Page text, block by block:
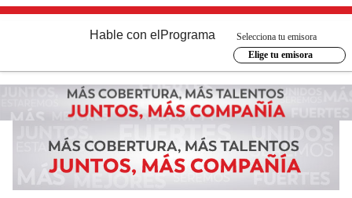
Hable con el Programa
Selecciona tu emisora
Elige tu emisora